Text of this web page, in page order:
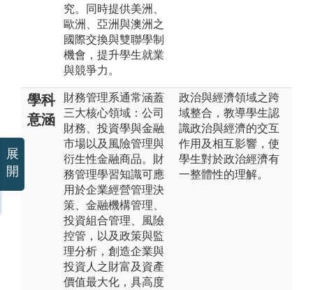
究。同時提供美洲、
歐洲、亞洲與澳洲之
國際交換與雙聯學制
機會，提升學生就業
與競爭力。
學科
意涵
財務管理系通常涵蓋
三大核心領域：公司
財務、投資學與金融
市場以及風險管理與
衍生性金融商品。財
務管理學習知識可應
用於企業經營管理決
策、金融機構管理、
投資組合管理、風險
控管，以及政策與監
理分析，創造企業與
投資人之財富及資產
價值最大化，具高度
政治與經濟領域之跨
域整合，教導學生認
識政治與經濟的交互
作用及相互影響，使
學生對於政治經濟有
一整體性的理解。
展
開